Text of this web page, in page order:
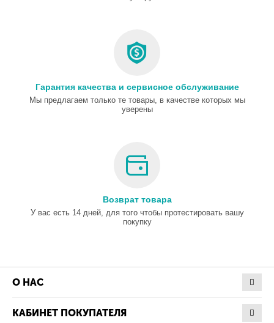
Гарантия качества и сервисное обслуживание
Мы предлагаем только те товары, в качестве которых мы
уверены
Возврат товара
У вас есть 14 дней, для того чтобы протестировать вашу
покупку
О НАС
КАБИНЕТ ПОКУПАТЕЛЯ